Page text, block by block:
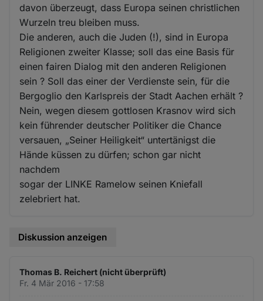
davon überzeugt, dass Europa seinen christlichen
Wurzeln treu bleiben muss.
Die anderen, auch die Juden (!), sind in Europa
Religionen zweiter Klasse; soll das eine Basis für
einen fairen Dialog mit den anderen Religionen
sein ? Soll das einer der Verdienste sein, für die
Bergoglio den Karlspreis der Stadt Aachen erhält ?
Nein, wegen diesem gottlosen Krasnov wird sich
kein führender deutscher Politiker die Chance
versauen, „Seiner Heiligkeit“ untertänigst die
Hände küssen zu dürfen; schon gar nicht
nachdem
sogar der LINKE Ramelow seinen Kniefall
zelebriert hat.
Diskussion anzeigen
Thomas B. Reichert (nicht überprüft)
Fr. 4 Mär 2016 - 17:58